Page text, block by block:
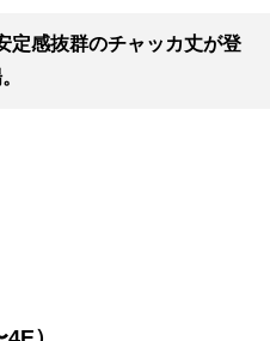
定感抜群のチャッカ丈が登